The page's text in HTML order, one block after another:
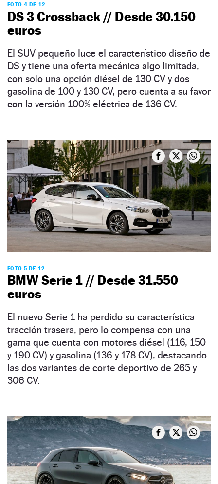
FOTO 4 DE 12
DS 3 Crossback // Desde 30.150
euros
El SUV pequeño luce el característico diseño de
DS y tiene una oferta mecánica algo limitada,
con solo una opción diésel de 130 CV y dos
gasolina de 100 y 130 CV, pero cuenta a su favor
con la versión 100% eléctrica de 136 CV.
FOTO 5 DE 12
BMW Serie 1 // Desde 31.550
euros
El nuevo Serie 1 ha perdido su característica
tracción trasera, pero lo compensa con una
gama que cuenta con motores diésel (116, 150
y 190 CV) y gasolina (136 y 178 CV), destacando
las dos variantes de corte deportivo de 265 y
306 CV.